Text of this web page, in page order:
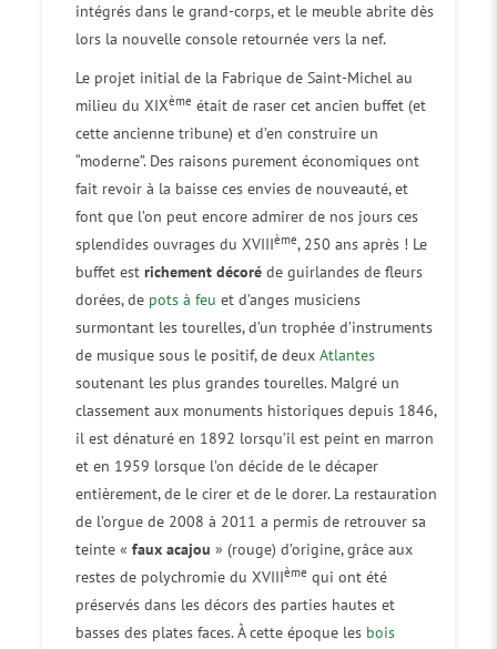
intégrés dans le grand-corps, et le meuble abrite dès
lors la nouvelle console retournée vers la nef.
Le projet initial de la Fabrique de Saint-Michel au
milieu du XIXème était de raser cet ancien buffet (et
cette ancienne tribune) et d’en construire un
“moderne”. Des raisons purement économiques ont
fait revoir à la baisse ces envies de nouveauté, et
font que l’on peut encore admirer de nos jours ces
splendides ouvrages du XVIIIème, 250 ans après ! Le
buffet estrichement décoré de guirlandes de fleurs
dorées, de pots à feu et d’anges musiciens
surmontant les tourelles, d’un trophée d’instruments
de musique sous le positif, de deuxAtlantes
soutenant les plus grandes tourelles. Malgré un
classement aux monuments historiques depuis 1846,
il est dénaturé en 1892 lorsqu’il est peint en marron
et en 1959 lorsque l’on décide de le décaper
entièrement, de le cirer et de le dorer. La restauration
de l’orgue de 2008 à 2011 a permis de retrouver sa
teinte «faux acajou » (rouge) d’origine, grâce aux
restes de polychromie du XVIIIème qui ont été
préservés dans les décors des parties hautes et
basses des plates faces. À cette époque les bois